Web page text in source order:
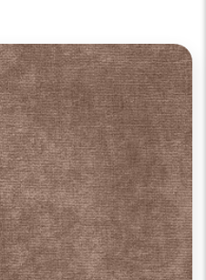
велюра
может быть из
или комбинированных
гладкая, тисненая
или с принтом